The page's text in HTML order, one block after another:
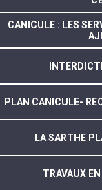
CANICULE : LES
PLAN CANICULE-
LA SARTHE
TRAVAUX